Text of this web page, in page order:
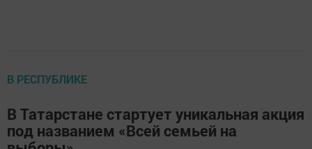
В РЕСПУБЛИКЕ
В Татарстане стартует уникальная акция
под названием «Всей семьей на